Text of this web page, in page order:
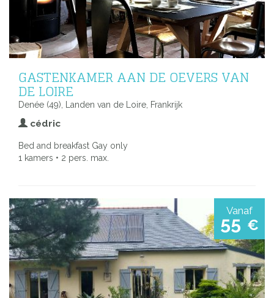
GASTENKAMER AAN DE OEVERS VAN
DE LOIRE
Denée (49), Landen van de Loire, Frankrijk
cédric
Bed and breakfast Gay only
1 kamers • 2 pers. max.
Vanaf
55 €